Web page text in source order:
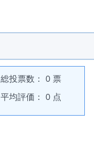
総投票数： 0 票
平均評価： 0 点